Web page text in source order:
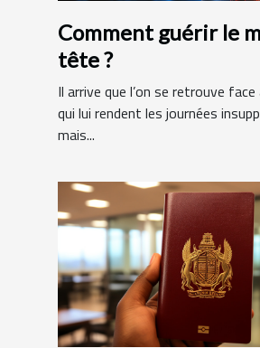
Comment guérir le
tête ?
Il arrive que l’on se retrouve
qui lui rendent les journées
mais...